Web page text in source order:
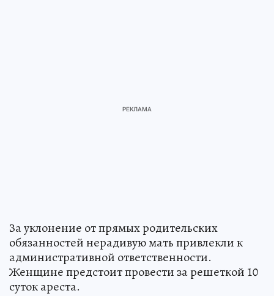
За уклонение от прямых родительских
обязанностей нерадивую мать привлекли к
административной ответственности.
Женщине предстоит провести за решеткой 10
суток ареста.